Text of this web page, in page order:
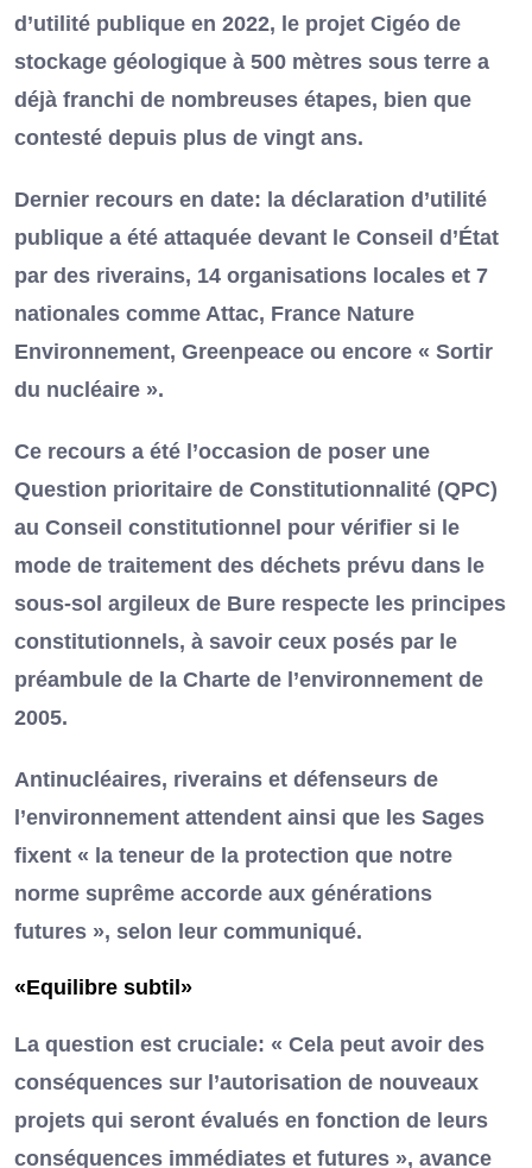
d’utilité publique en 2022, le projet Cigéo de
stockage géologique à 500 mètres sous terre a
déjà franchi de nombreuses étapes, bien que
contesté depuis plus de vingt ans.
Dernier recours en date: la déclaration d’utilité
publique a été attaquée devant le Conseil d’État
par des riverains, 14 organisations locales et 7
nationales comme Attac, France Nature
Environnement, Greenpeace ou encore « Sortir
du nucléaire ».
Ce recours a été l’occasion de poser une
Question prioritaire de Constitutionnalité (QPC)
au Conseil constitutionnel pour vérifier si le
mode de traitement des déchets prévu dans le
sous-sol argileux de Bure respecte les principes
constitutionnels, à savoir ceux posés par le
préambule de la Charte de l’environnement de
2005.
Antinucléaires, riverains et défenseurs de
l’environnement attendent ainsi que les Sages
fixent « la teneur de la protection que notre
norme suprême accorde aux générations
futures », selon leur communiqué.
«Equilibre subtil»
La question est cruciale: « Cela peut avoir des
conséquences sur l’autorisation de nouveaux
projets qui seront évalués en fonction de leurs
conséquences immédiates et futures », avance